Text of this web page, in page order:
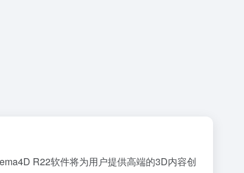
R22软件将为用户提供高端的3D内容创